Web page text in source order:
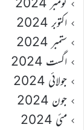
اکتوبر 2024
ستمبر 2024
اگست 2024
جولائی 2024
جون 2024
مئی 2024